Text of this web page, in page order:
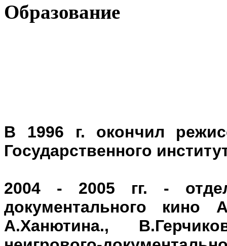
Образование
В 1996 г. окончил
Государственного
2004 - 2005 гг. -
документального кино
А.Ханютина.,